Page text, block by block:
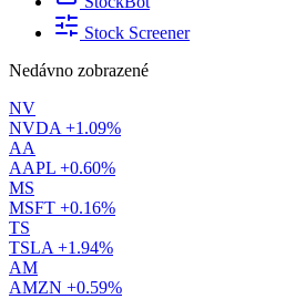
Stock Screener
Nedávno zobrazené
NV
NVDA +1.09%
AA
AAPL +0.60%
MS
MSFT +0.16%
TS
TSLA +1.94%
AM
AMZN +0.59%